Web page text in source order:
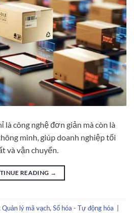
là công nghệ đơn giản mà còn là
minh, giúp doanh nghiệp tối
và vận chuyển.
READING →
Quản lý mã vạch, Số hóa - Tự động hóa